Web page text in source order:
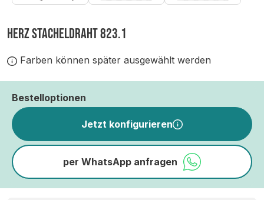
HERZ STACHELDRAHT 823.1
Farben können später ausgewählt werden
Bestelloptionen
Jetzt konfigurieren
per WhatsApp anfragen